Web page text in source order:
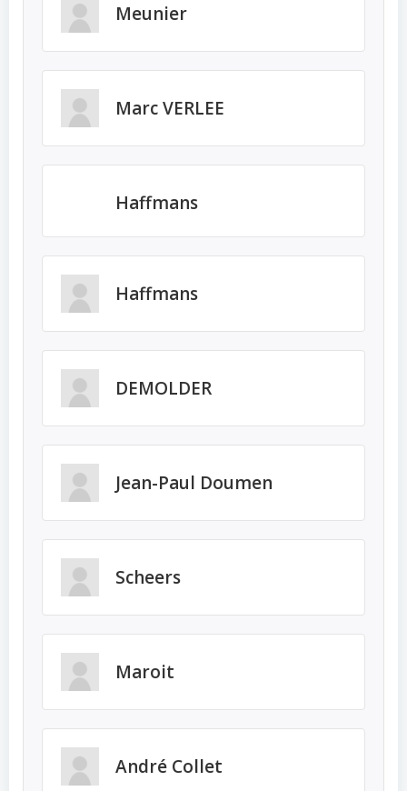
Meunier
Marc VERLEE
Haffmans
Haffmans
DEMOLDER
Jean-Paul Doumen
Scheers
Maroit
André Collet